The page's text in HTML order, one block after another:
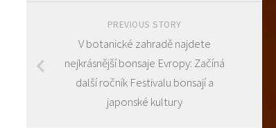
PREVIOUS STORY
V botanické zahradě najdete
nejkrásnější bonsaje Evropy: Začíná
další ročník Festivalu bonsají a
japonské kultury